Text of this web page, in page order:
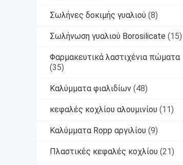
Σωλήνες δοκιμής γυαλιού (8)
Σωλήνωση γυαλιού Borosilicate (15)
Φαρμακευτικά λαστιχένια πώματα
(35)
Καλύμματα φιαλιδίων (48)
κεφαλές κοχλίου αλουμινίου (11)
Καλύμματα Ropp αργιλίου (9)
Πλαστικές κεφαλές κοχλίου (21)